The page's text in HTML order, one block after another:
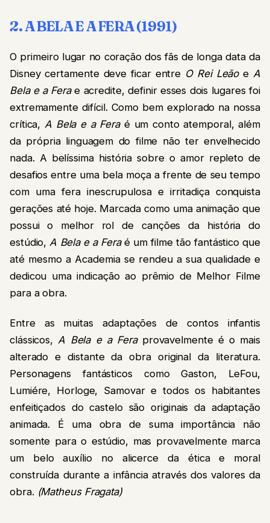
2. A BELA E A FERA (1991)
O primeiro lugar no coração dos fãs de longa data da
Disney certamente deve ficar entre O Rei LeãoeA
Bela e a Ferae acredite, definir esses dois lugares foi
extremamente difícil. Como bem explorado na nossa
crítica,A Bela e a Fera é um conto atemporal, além
da própria linguagem do filme não ter envelhecido
nada. A belíssima história sobre o amor repleto de
desafios entre uma bela moça a frente de seu tempo
com uma fera inescrupulosa e irritadiça conquista
gerações até hoje. Marcada como uma animação que
possui o melhor rol de canções da história do
estúdio,A Bela e a Feraé um filme tão fantástico que
até mesmo a Academia se rendeu a sua qualidade e
dedicou uma indicação ao prêmio de Melhor Filme
para a obra.
Entre as muitas adaptações de contos infantis
clássicos,A Bela e a Fera provavelmente é o mais
alterado e distante da obra original da literatura.
Personagens fantásticos como Gaston, LeFou,
Lumiére, Horloge, Samovar e todos os habitantes
enfeitiçados do castelo são originais da adaptação
animada. É uma obra de suma importância não
somente para o estúdio, mas provavelmente marca
um belo auxílio no alicerce da ética e moral
construída durante a infância através dos valores da
obra. (Matheus Fragata)